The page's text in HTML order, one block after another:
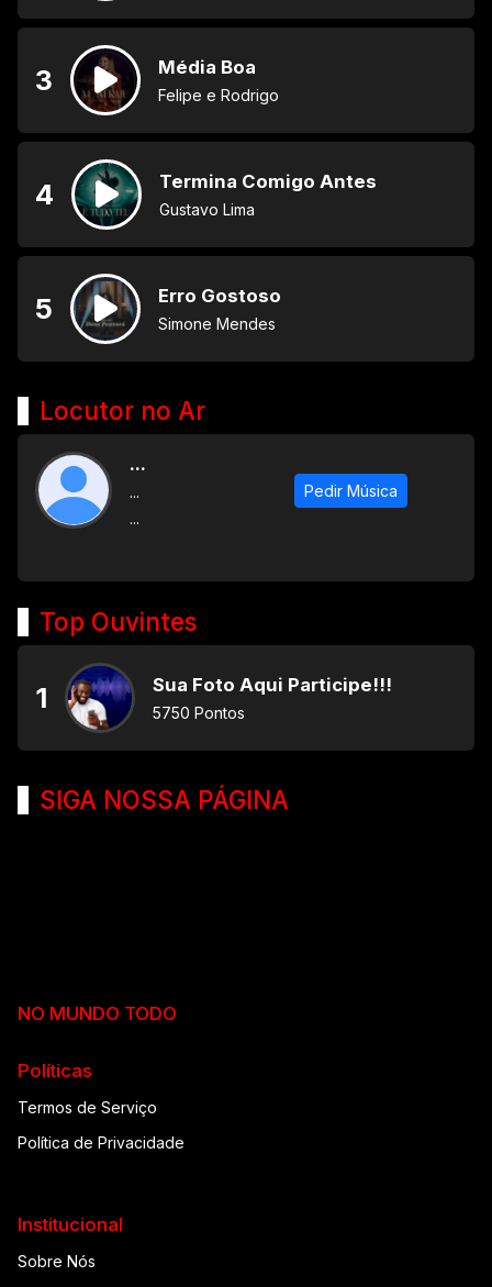
3 Média Boa
Felipe e Rodrigo
4 Termina Comigo Antes
Gustavo Lima
5 Erro Gostoso
Simone Mendes
Locutor no Ar
...
...
...
Pedir Música
Top Ouvintes
1 Sua Foto Aqui Participe!!!
5750 Pontos
SIGA NOSSA PÁGINA
NO MUNDO TODO
Políticas
Termos de Serviço
Política de Privacidade
Institucional
Sobre Nós